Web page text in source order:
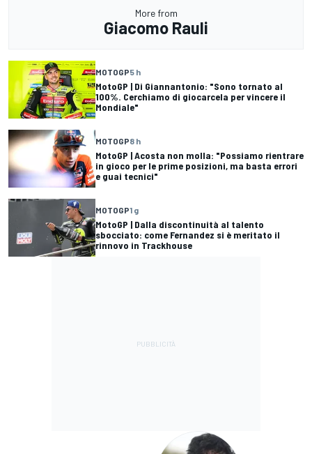
More from
Giacomo Rauli
MOTOGP5 h
MotoGP | Di Giannantonio: "Sono tornato al
100%. Cerchiamo di giocarcela per vincere il
Mondiale"
MOTOGP8 h
MotoGP | Acosta non molla: "Possiamo rientrare
in gioco per le prime posizioni, ma basta errori
e guai tecnici"
MOTOGP1 g
MotoGP | Dalla discontinuità al talento
sbocciato: come Fernandez si è meritato il
rinnovo in Trackhouse